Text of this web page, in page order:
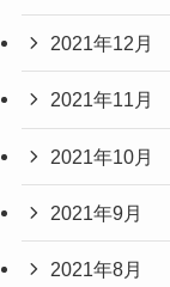
2021年12月
2021年11月
2021年10月
2021年9月
2021年8月